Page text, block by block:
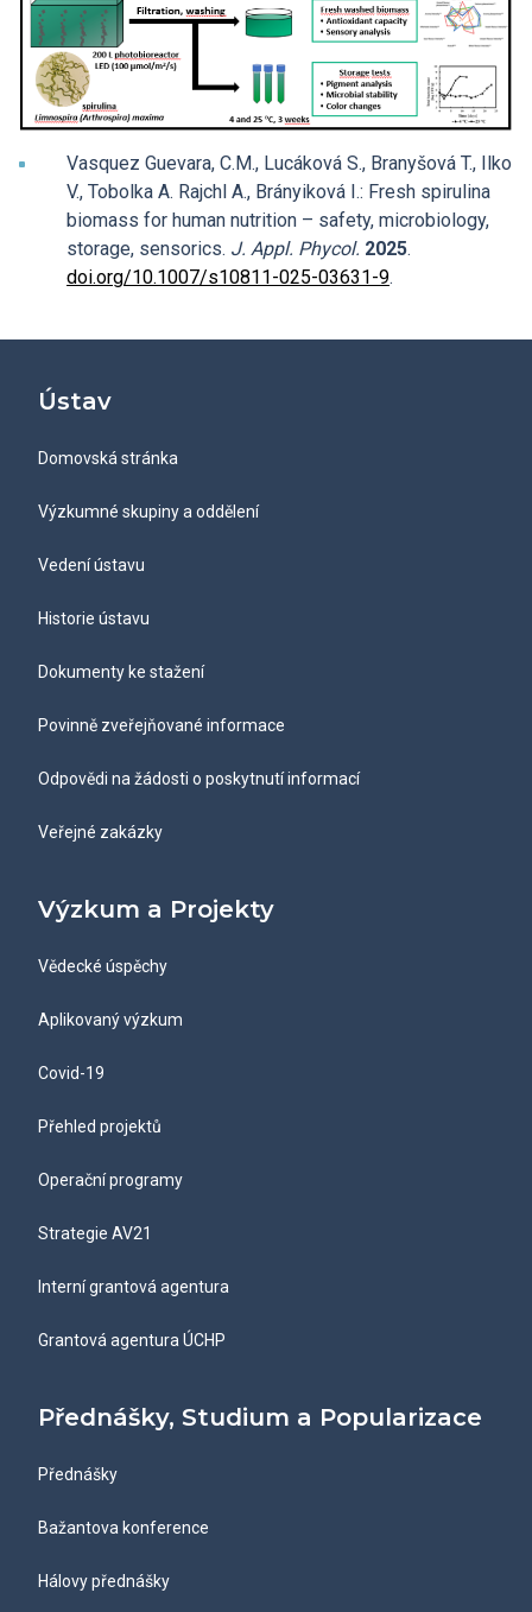
Vasquez Guevara, C.M., Lucáková S., Branyšová T., Ilko
V., Tobolka A. Rajchl A., Brányiková I.: Fresh spirulina
biomass for human nutrition – safety, microbiology,
storage, sensorics. J. Appl. Phycol. 2025.
doi.org/10.1007/s10811-025-03631-9.
Ústav
Domovská stránka
Výzkumné skupiny a oddělení
Vedení ústavu
Historie ústavu
Dokumenty ke stažení
Povinně zveřejňované informace
Odpovědi na žádosti o poskytnutí informací
Veřejné zakázky
Výzkum a Projekty
Vědecké úspěchy
Aplikovaný výzkum
Covid-19
Přehled projektů
Operační programy
Strategie AV21
Interní grantová agentura
Grantová agentura ÚCHP
Přednášky, Studium a Popularizace
Přednášky
Bažantova konference
Hálovy přednášky